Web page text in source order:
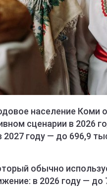
население Коми
сценарии в 2026
году — до 696,9
обычно
в 2026 году —